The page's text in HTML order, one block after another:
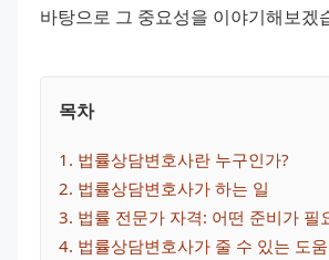
바탕으로 그 중요성을 이야기해보겠
목차
1 . 법률상담변호사란 누구인가?
2. 법률상담변호사가 하는 일
3. 법률 전문가 자격: 어떤 준비가 필
4. 법률상담변호사가 줄 수 있는 도움